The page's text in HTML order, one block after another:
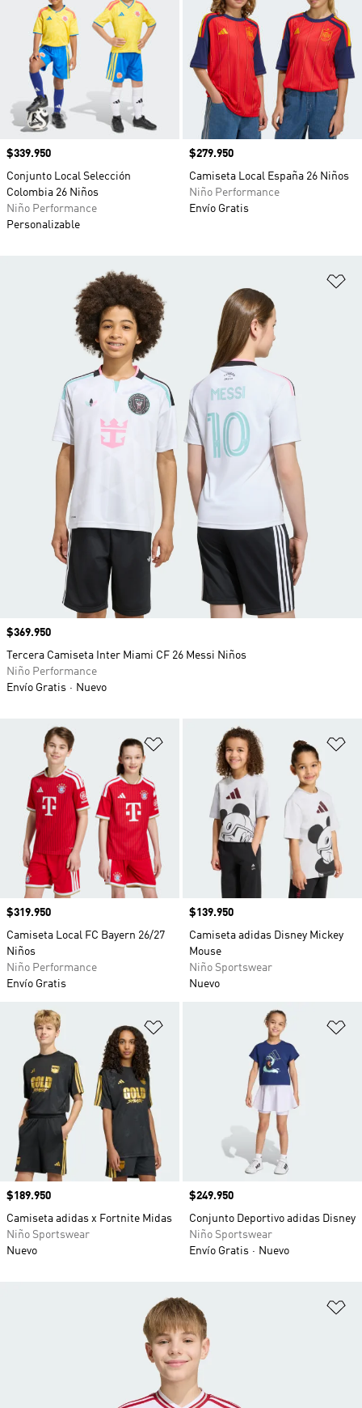
Precio
$339.950
Conjunto Local Selección
Colombia 26 Niños
Niño Performance
Personalizable
Precio
$279.950
Camiseta Local España 26 Niños
Niño Performance
Envío Gratis
Añadir a la lista de deseos
Precio
$319.950
Camiseta Local FC Bayern 26/27
Niños
Niño Performance
Envío Gratis
Precio
$139.950
Camiseta adidas Disney Mickey
Mouse
Niño Sportswear
Nuevo
Añadir a la lista de deseos
Precio
$189.950
Camiseta adidas x Fortnite Midas
Niño Sportswear
Nuevo
Precio
$249.950
Conjunto Deportivo adidas Disney
Niño Sportswear
Envío Gratis
Nuevo
Precio
$369.950
Tercera Camiseta Inter Miami CF 26 Messi Niños
Niño Performance
Envío Gratis
Nuevo